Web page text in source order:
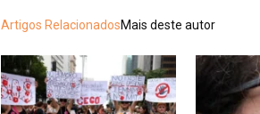
Artigos RelacionadosMais deste autor